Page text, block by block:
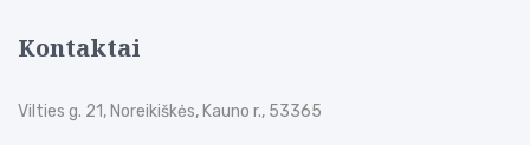
Kontaktai
Vilties g. 21, Noreikiškės, Kauno r., 53365